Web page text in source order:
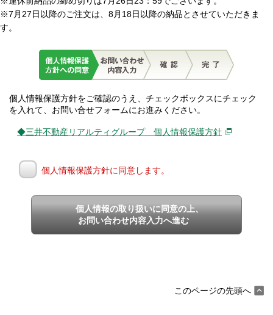
※7月27日以降のご注文は、8月18日以降の納品とさせていただきま
す。
個人情報保護方針をご確認のうえ、チェックボックスにチェック
を入れて、お問い合せフォームにお進みください。
◆三井不動産リアルティグループ 個人情報保護方針
個人情報保護方針に同意します。
個人情報の取り扱いに同意の上、
お問い合わせ内容入力へ進む
このページの先頭へ